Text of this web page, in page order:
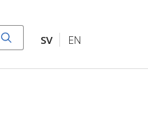
Sök SV EN